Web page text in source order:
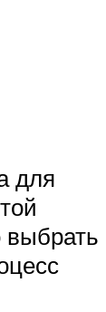
для